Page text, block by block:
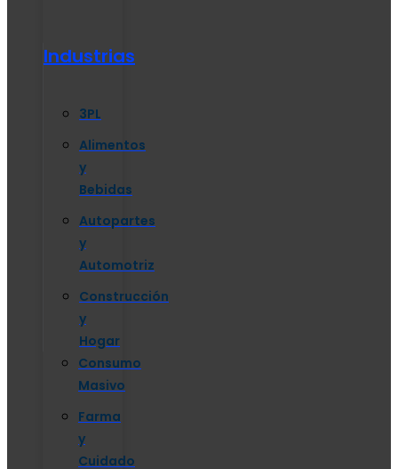
Industrias
3PL
Alimentos
y
Bebidas
Autopartes
y
Automotriz
Construcción
y
Hogar
Consumo
Masivo
Farma
y
Cuidado